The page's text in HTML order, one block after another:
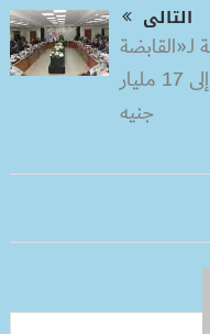
التالى
الكيماوية» ويقر زيادة رأس المال إلى 17 مليار
جنيه